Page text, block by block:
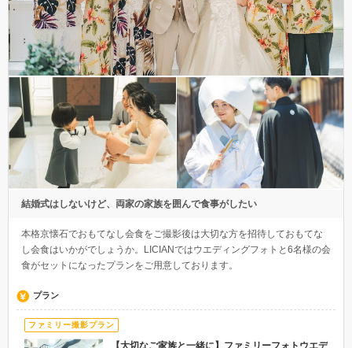
結婚式はしないけど、両家の家族を囲んで食事がしたい
本格京懐石でおもてなし会食をご撮影後は大切な方を招待しておもてな
し会食はいかがでしょうか。LICIANではウエディングフォトと6名様の会
食がセットになったプランをご用意しております。
プラン
ファミリー撮影プラン